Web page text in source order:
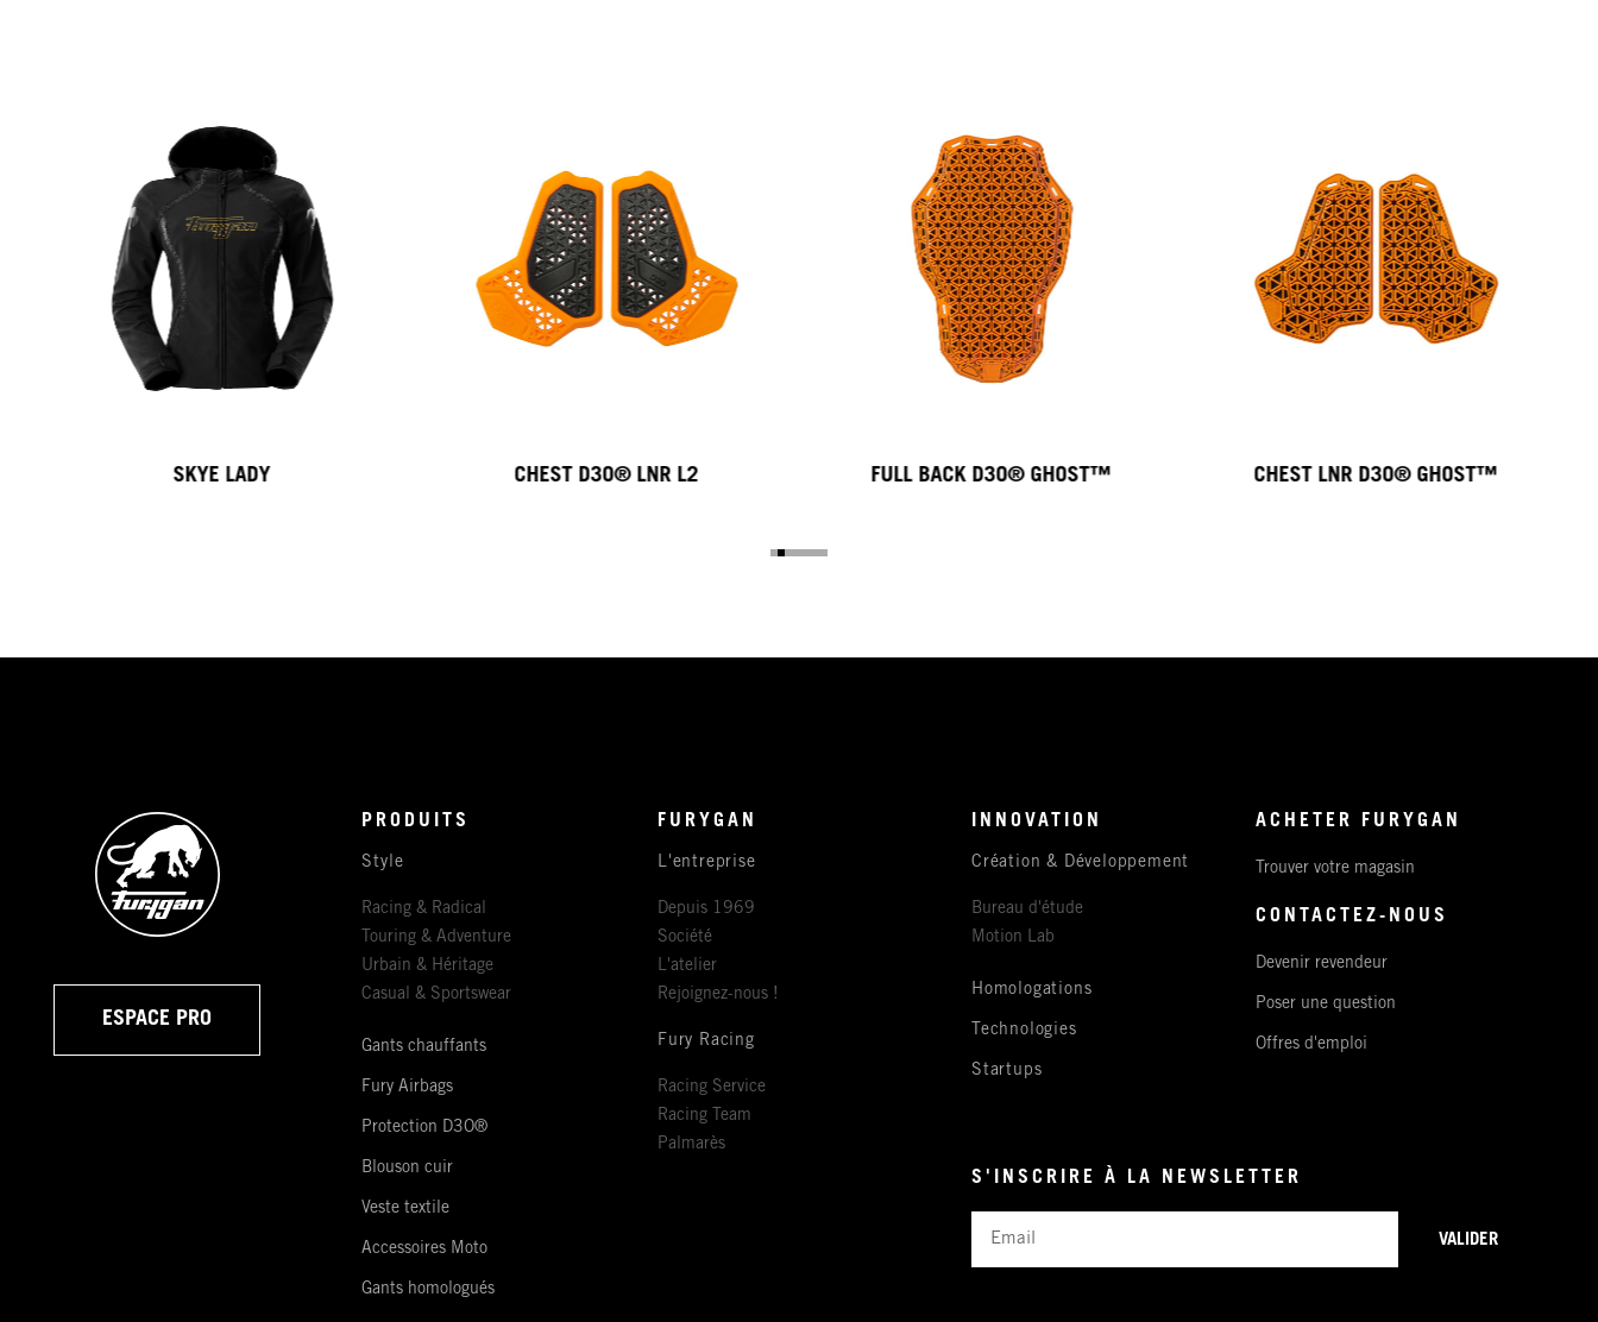
SKYE LADY CHEST D3O® LNR L2 FULL BACK D3O® GHOST™ CHEST LNR D3O® GHOST™
ESPACE PRO
PRODUITS
Style
Racing & Radical
Touring & Adventure
Urbain & Héritage
Casual & Sportswear
Gants chauffants
Fury Airbags
Protection D3O®
Blouson cuir
Veste textile
Accessoires Moto
Gants homologués
FURYGAN
L'entreprise
Depuis 1969
Société
L'atelier
Rejoignez-nous !
Fury Racing
Racing Service
Racing Team
Palmarès
INNOVATION
Création & Développement
Bureau d'étude
Motion Lab
Homologations
Technologies
Startups
ACHETER FURYGAN
Trouver votre magasin
CONTACTEZ-NOUS
Devenir revendeur
Poser une question
Offres d'emploi
S'INSCRIRE À LA NEWSLETTER
VALIDER